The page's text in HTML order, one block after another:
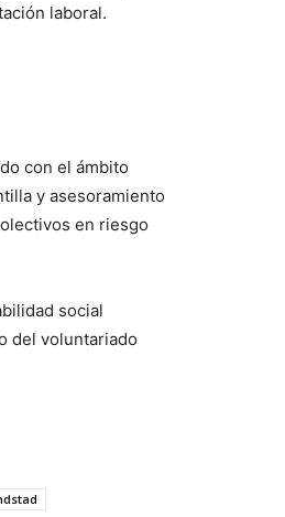
laboral.
con el ámbito
y asesoramiento
en riesgo
social
del voluntariado